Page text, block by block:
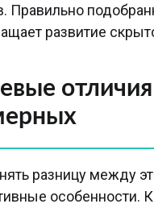
Правильно
развитие
разницу между
особенности.